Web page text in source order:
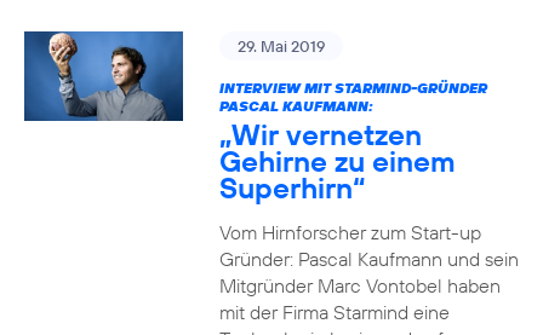
29. Mai 2019
INTERVIEW MIT STARMIND-GRÜNDER
PASCAL KAUFMANN:
„Wir vernetzen
Gehirne zu einem
Superhirn“
Vom Hirnforscher zum Start-up
Gründer: Pascal Kaufmann und sein
Mitgründer Marc Vontobel haben
mit der Firma Starmind eine